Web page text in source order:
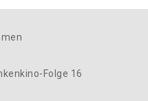
Folge 16